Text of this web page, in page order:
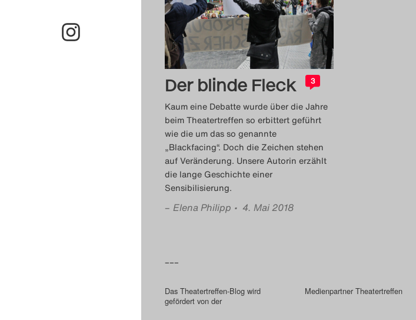
Der blinde Fleck 3
Kaum eine Debatte wurde über die Jahre
beim Theatertreffen so erbittert geführt
wie die um das so genannte
„Blackfacing“. Doch die Zeichen stehen
auf Veränderung. Unsere Autorin erzählt
die lange Geschichte einer
Sensibilisierung.
– Elena Philipp • 4. Mai 2018
–––
Das Theatertreffen-Blog wird
gefördert von der
Medienpartner Theatertreffen